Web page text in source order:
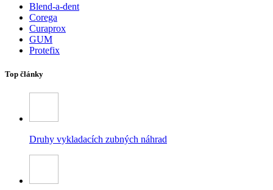
Blend-a-dent
Corega
Curaprox
GUM
Protefix
Top články
Druhy vykladacích zubných náhrad